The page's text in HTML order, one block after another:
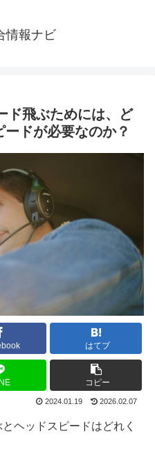
情報ナビ
ド飛ぶためには、ど
ドが必要なのか？
はてブ
コピー
2024.01.19 2026.02.07
ヘッドスピードはどれく